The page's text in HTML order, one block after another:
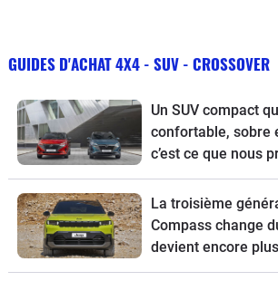
GUIDES D'ACHAT 4X4 - SUV - CROSSOVER
Un SUV compact
confortable, sobre
c’est ce que nous
guide d’achat du
restylé.
La troisième
Compass change
devient encore
tout connaître de